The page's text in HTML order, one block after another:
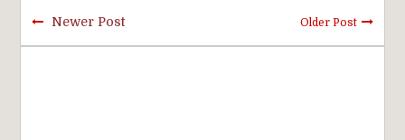
Newer Post Older Post